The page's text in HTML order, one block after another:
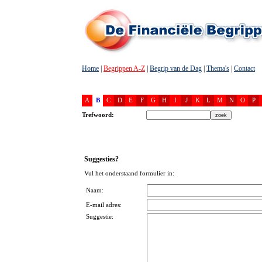
Home Begrippen A-Z Begrip van de Dag Thema's Contact
A B C D E F G H I J K L M N O P
Trefwoord:
Suggesties?
Vul het onderstaand formulier in:
Naam:
E-mail adres:
Suggestie: